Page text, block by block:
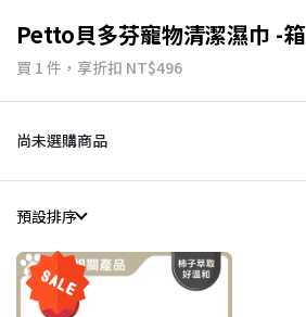
Petto貝多芬寵物清潔濕巾 -箱
買 1 件， 享折扣 NT$496
尚未選購商品
預設排序